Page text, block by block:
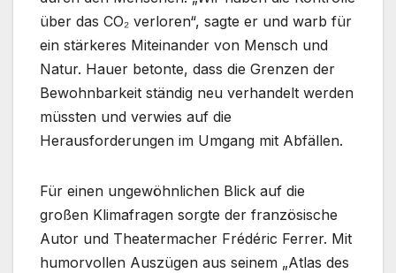
über das CO₂ verloren“, sagte er und warb für
ein stärkeres Miteinander von Mensch und
Natur. Hauer betonte, dass die Grenzen der
Bewohnbarkeit ständig neu verhandelt werden
müssten und verwies auf die
Herausforderungen im Umgang mit Abfällen.
Für einen ungewöhnlichen Blick auf die
großen Klimafragen sorgte der französische
Autor und Theatermacher Frédéric Ferrer. Mit
humorvollen Auszügen aus seinem „Atlas des